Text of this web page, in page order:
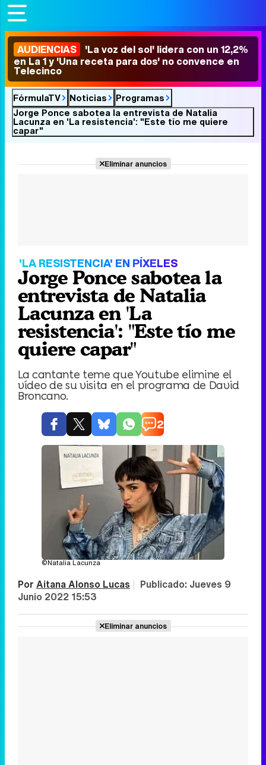
AUDIENCIAS 'La voz del sol' lidera con un 12,2%
en La 1 y 'Una receta para dos' no convence en
Telecinco
FórmulaTV Noticias
Programas
Jorge Ponce sabotea la entrevista de Natalia
Lacunza en 'La resistencia': "Este tío me quiere
capar"
Eliminar anuncios
'LA RESISTENCIA' EN PÍXELES
Jorge Ponce sabotea la
entrevista de Natalia
Lacunza en 'La
resistencia': "Este tío me
quiere capar"
La cantante teme que Youtube elimine el
vídeo de su visita en el programa de David
Broncano.
2
©Natalia Lacunza
Por Aitana Alonso Lucas | Publicado: Jueves 9
Junio 2022 15:53
Eliminar anuncios